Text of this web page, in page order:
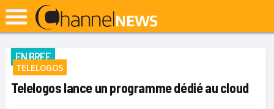
EN BREF
TELELOGOS
Telelogos lance un programme dédié au cloud